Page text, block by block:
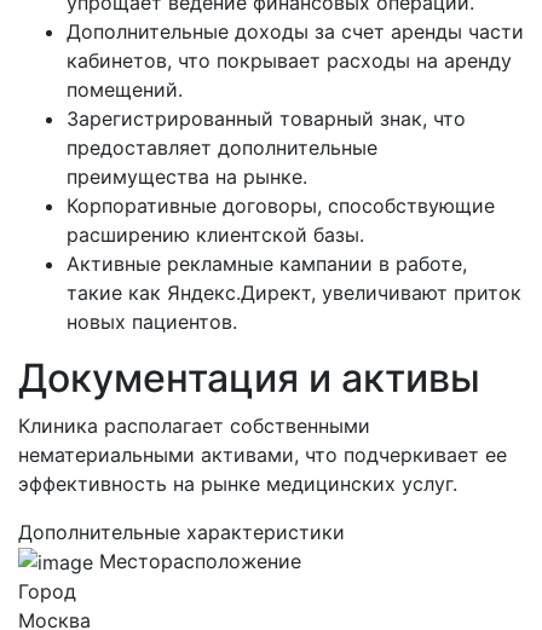
Дополнительные доходы за счет аренды части
кабинетов, что покрывает расходы на аренду
помещений.
Зарегистрированный товарный знак, что
предоставляет дополнительные
преимущества на рынке.
Корпоративные договоры, способствующие
расширению клиентской базы.
Активные рекламные кампании в работе,
такие как Яндекс.Директ, увеличивают приток
новых пациентов.
Документация и активы
Клиника располагает собственными
нематериальными активами, что подчеркивает ее
эффективность на рынке медицинских услуг.
Дополнительные характеристики
Месторасположение
Город
Москва